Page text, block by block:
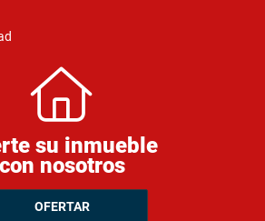
su inmueble
con nosotros
OFERTAR